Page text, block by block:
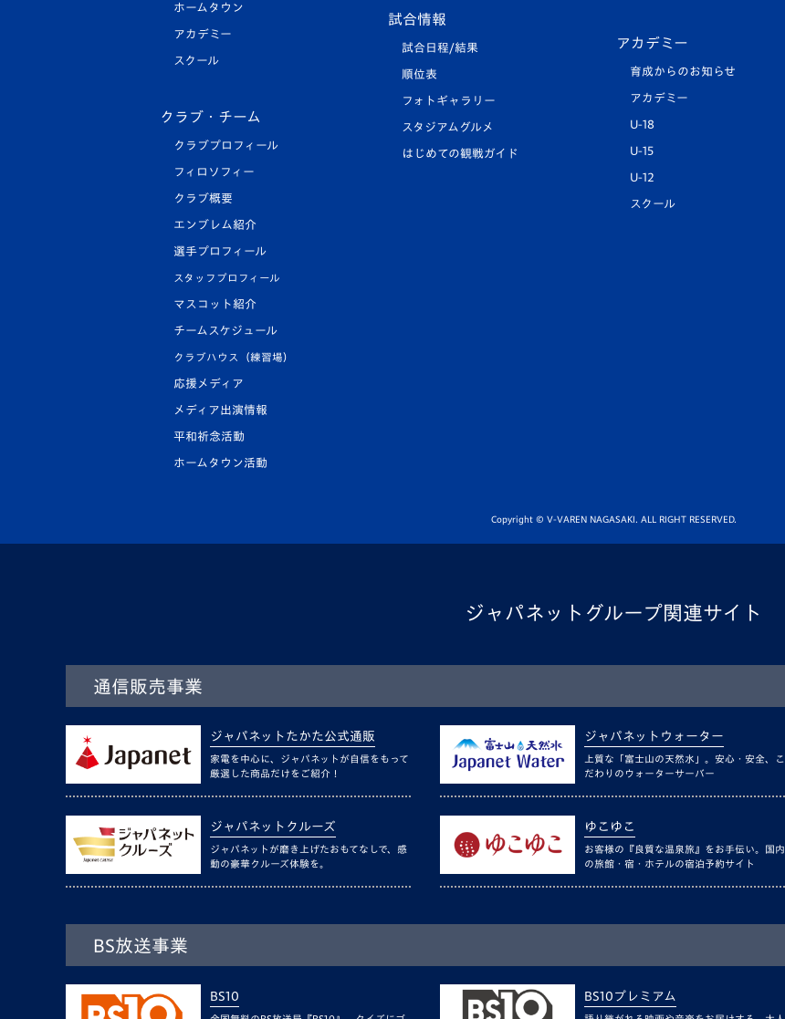
ホームタウン
アカデミー
スクール
クラブ・チーム
クラブプロフィール
フィロソフィー
クラブ概要
エンブレム紹介
選手プロフィール
スタッフプロフィール
マスコット紹介
チームスケジュール
クラブハウス（練習場）
応援メディア
メディア出演情報
平和祈念活動
ホームタウン活動
試合情報
試合日程/結果
順位表
フォトギャラリー
スタジアムグルメ
はじめての観戦ガイド
アカデミー
育成からのお知らせ
アカデミー
U-18
U-15
U-12
スクール
Copyright © V-VAREN NAGASAKI. ALL RIGHT RESERVED.
ジャパネットグループ関連サイト
通信販売事業
ジャパネットたかた公式通販
家電を中心に、ジャパネットが自信をもって
厳選した商品だけをご紹介！
ジャパネットウォーター
上質な「富士山の天然水」。安心・安全、こ
だわりのウォーターサーバー
ジャパネットクルーズ
ジャパネットが磨き上げたおもてなしで、感
動の豪華クルーズ体験を。
ゆこゆこ
お客様の『良質な温泉旅』をお手伝い。国内
の旅館・宿・ホテルの宿泊予約サイト
BS放送事業
BS10 BS10プレミアム